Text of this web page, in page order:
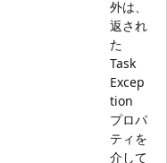
外は、
返され
た
Task
Excep
tion
プロパ
ティを
介して